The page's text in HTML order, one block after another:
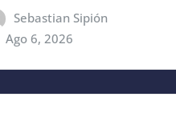
Sebastian Sipión
Ago 6, 2026